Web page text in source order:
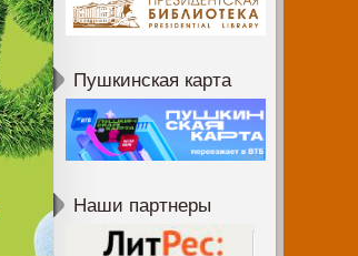
Пушкинская карта
Наши партнеры